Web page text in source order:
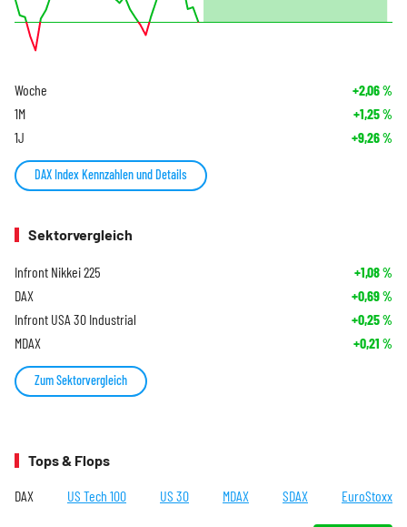
Woche +2,06%
1M +1,25%
1J +9,26%
DAX Index Kennzahlen und Details
Sektorvergleich
Infront Nikkei 225 +1,08%
DAX +0,69%
Infront USA 30 Industrial +0,25%
MDAX +0,21 %
Zum Sektorvergleich
Tops & Flops
DAX US Tech 100 US 30 MDAX SDAX EuroStoxx